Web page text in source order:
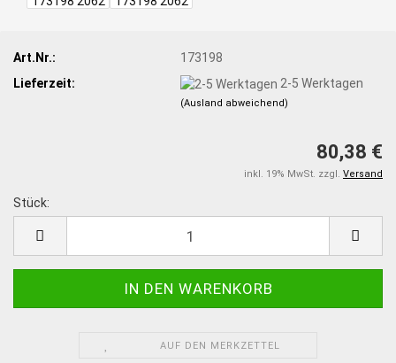
Art.Nr.:
173198
Lieferzeit:
2-5 Werktagen
(Ausland abweichend)
80,38 €
inkl. 19% MwSt. zzgl. Versand
Stück:
AUF DEN MERKZETTEL